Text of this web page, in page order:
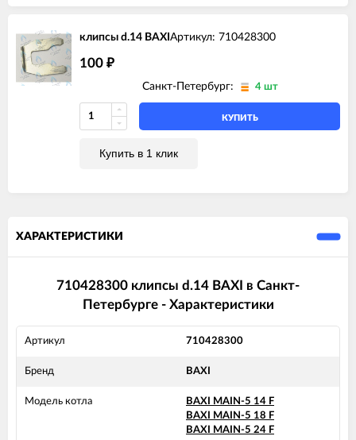
клипсы d.14 BAXI Артикул: 710428300
100 ₽
Санкт-Петербург: 4 шт
КУПИТЬ
Купить в 1 клик
ХАРАКТЕРИСТИКИ
710428300 клипсы d.14 BAXI в Санкт-
Петербурге - Характеристики
Артикул 710428300
Бренд BAXI
Модель котла
BAXI MAIN-5 14 F
BAXI MAIN-5 18 F
BAXI MAIN-5 24 F